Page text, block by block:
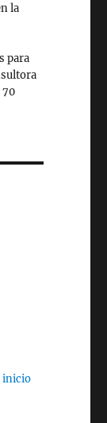
la
para
70
inicio